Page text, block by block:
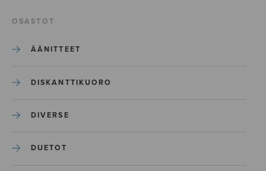
OSASTOT
ÄÄNITTEET
DISKANTTIKUORO
DIVERSE
DUETOT